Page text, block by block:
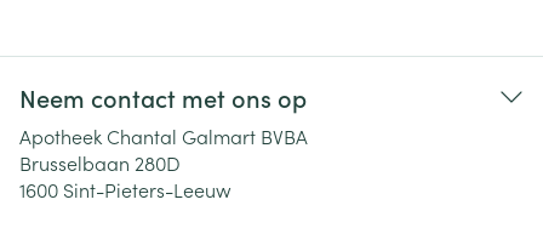
Neem contact met ons op
Apotheek Chantal Galmart BVBA
Brusselbaan 280D
1600 Sint-Pieters-Leeuw